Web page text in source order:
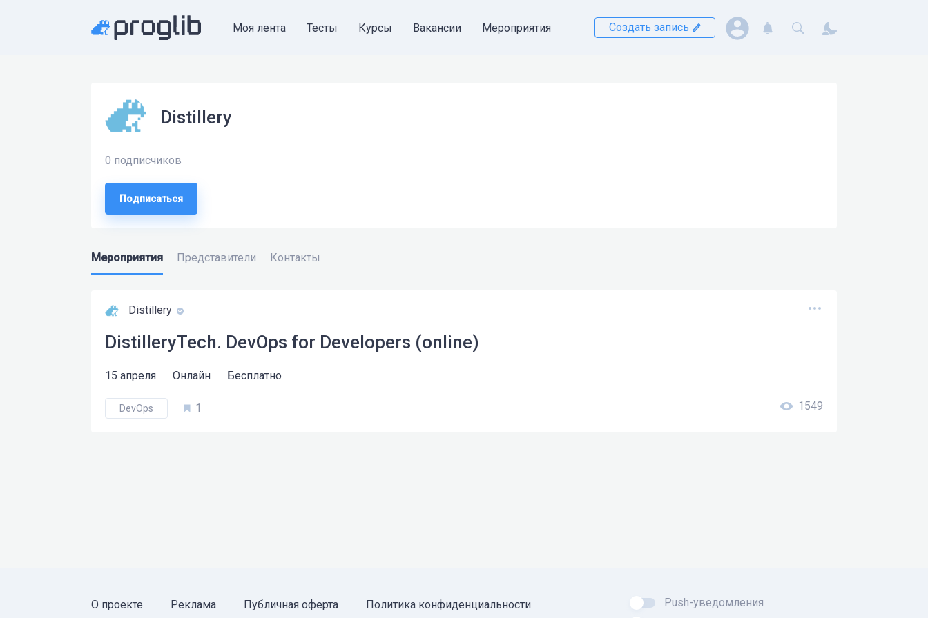
Моя лента Тесты Курсы Вакансии Мероприятия Создать запись
Distillery
0 подписчиков
Подписаться
Мероприятия Представители Контакты
Distillery
DistilleryTech. DevOps for Developers (online)
15 апреля Онлайн Бесплатно
DevOps 1 1549
О проекте Реклама Публичная оферта Политика конфиденциальности
Push-уведомления